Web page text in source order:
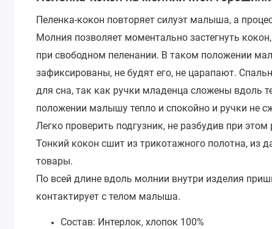
Пеленка-кокон повторяет силуэт малыша, а
Молния позволяет моментально застегнуть
при свободном пеленании. В таком положении
зафиксированы, не будят его, не царапают.
для сна, так как ручки младенца сложены вдоль
положении малышу тепло и спокойно и ручки не
Легко проверить подгузник, не разбудив при этом
Тонкий кокон сшит из трикотажного полотна, из
товары.
По всей длине вдоль молнии внутри изделия
контактирует с телом малыша.
Состав: Интерлок, хлопок 100%